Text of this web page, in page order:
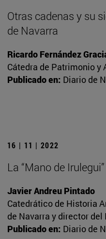
Otras cadenas y su
de Navarra
Ricardo Fernández
Cátedra de Patrimonio y
Publicado en: Diario de
16 | 11 | 2022
La “Mano de
Javier Andreu Pintado
Catedrático de Historia
de Navarra y director
Publicado en: Diario de